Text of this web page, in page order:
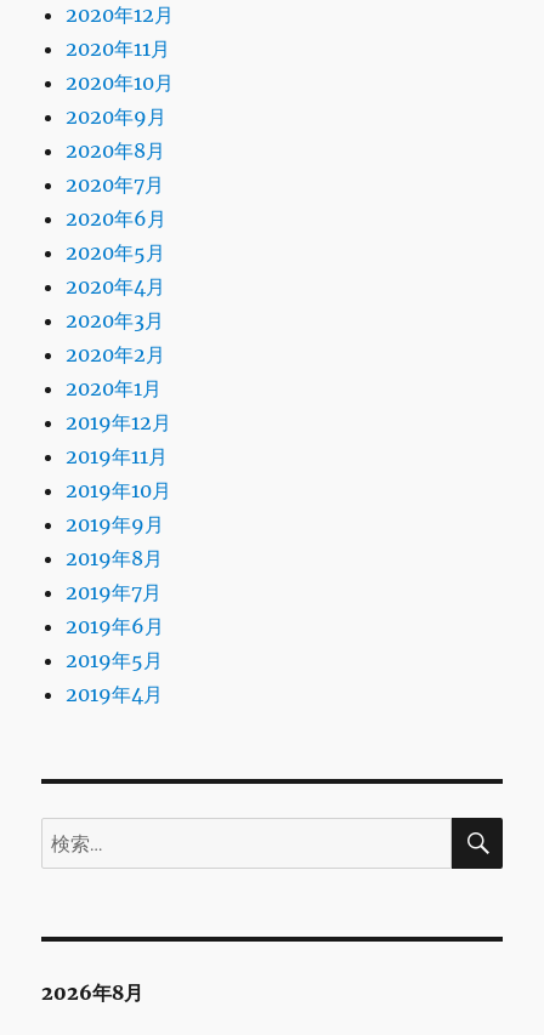
2020年12月
2020年11月
2020年10月
2020年9月
2020年8月
2020年7月
2020年6月
2020年5月
2020年4月
2020年3月
2020年2月
2020年1月
2019年12月
2019年11月
2019年10月
2019年9月
2019年8月
2019年7月
2019年6月
2019年5月
2019年4月
検
索:
検
2026年8月